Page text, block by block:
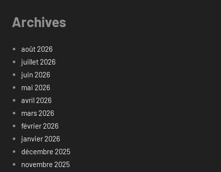
Archives
août 2026
juillet 2026
juin 2026
mai 2026
avril 2026
mars 2026
février 2026
janvier 2026
décembre 2025
novembre 2025